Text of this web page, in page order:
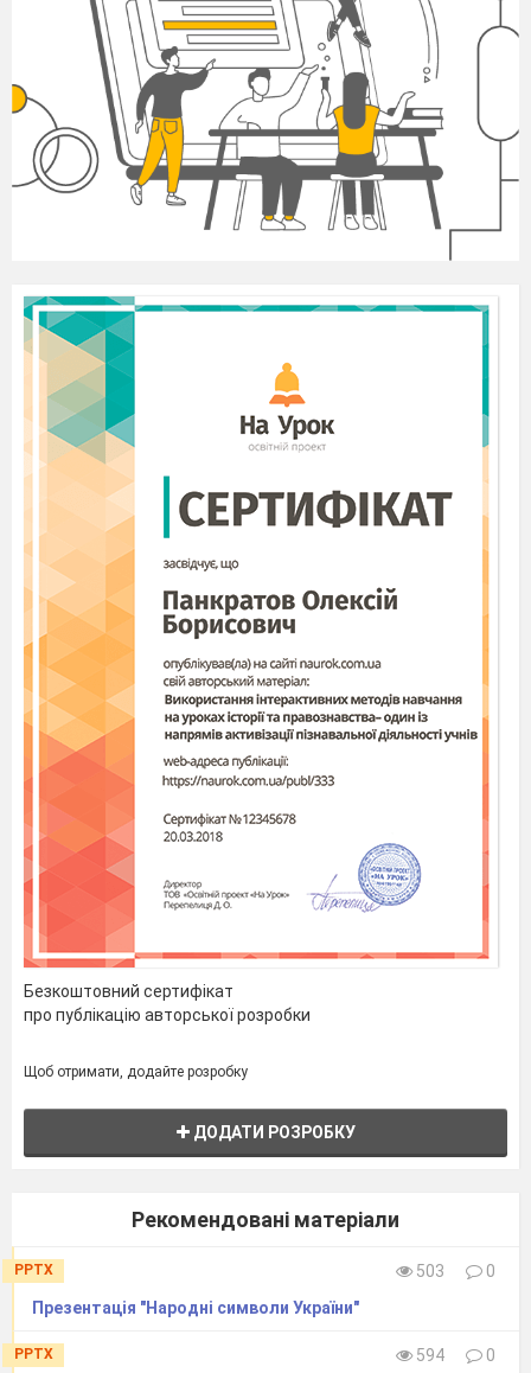
Безкоштовний сертифікат
про публікацію авторської розробки
Щоб отримати, додайте розробку
ДОДАТИ РОЗРОБКУ
Рекомендовані матеріали
PPTX 503
0
Презентація "Народні символи України"
PPTX 594
0